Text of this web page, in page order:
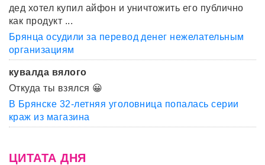
дед хотел купил айфон и уничтожить его публично
как продукт ...
Брянца осудили за перевод денег нежелательным
организациям
кувалда вялого
Откуда ты взялся 😀
В Брянске 32-летняя уголовница попалась серии
краж из магазина
ЦИТАТА ДНЯ